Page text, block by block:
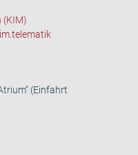
(KIM)
(Einfahrt